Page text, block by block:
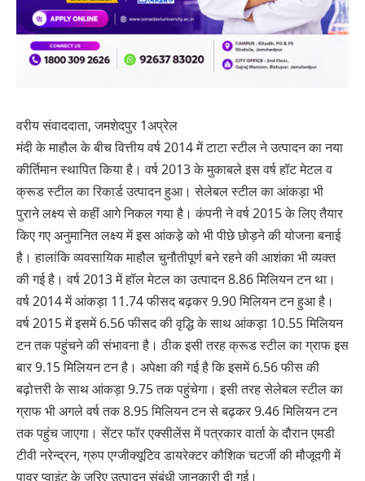
वरीय संवाददाता, जमशेदपुर 1अप्रेल
मंदी के माहौल के बीच वित्तीय वर्ष 2014 में टाटा स्टील ने उत्पादन का नया
कीर्तिमान स्थापित किया है। वर्ष 2013 के मुकाबले इस वर्ष हॉट मेटल व
क्रूड स्टील का रिकार्ड उत्पादन हुआ। सेलेबल स्टील का आंकड़ा भी
पुराने लक्ष्य से कहीं आगे निकल गया है। कंपनी ने वर्ष 2015 के लिए तैयार
किए गए अनुमानित लक्ष्य में इस आंकडे़ को भी पीछे छोड़ने की योजना बनाई
है। हालांकि व्यवसायिक माहौल चुनौतीपूर्ण बने रहने की आशंका भी व्यक्त
की गई है। वर्ष 2013 में हॉल मेटल का उत्पादन 8.86 मिलियन टन था।
वर्ष 2014 में आंकड़ा 11.74 फीसद बढ़कर 9.90 मिलियन टन हुआ है।
वर्ष 2015 में इसमें 6.56 फीसद की वृद्धि के साथ आंकड़ा 10.55 मिलियन
टन तक पहुंचने की संभावना है। ठीक इसी तरह क्रूड स्टील का ग्राफ इस
बार 9.15 मिलियन टन है। अपेक्षा की गई है कि इसमें 6.56 फीस की
बढ़ोत्तरी के साथ आंकड़ा 9.75 तक पहुंचेगा। इसी तरह सेलेबल स्टील का
ग्राफ भी अगले वर्ष तक 8.95 मिलियन टन से बढ़कर 9.46 मिलियन टन
तक पहुंच जाएगा। सेंटर फॉर एक्सीलेंस में पत्रकार वार्ता के दौरान एमडी
टीवी नरेन्द्रन, ग्रुप एग्जीक्यूटिव डायरेक्टर कौशिक चटर्जी की मौजूदगी में
पावर प्वाइंट के जरिए उत्पादन संबंधी जानकारी दी गई।